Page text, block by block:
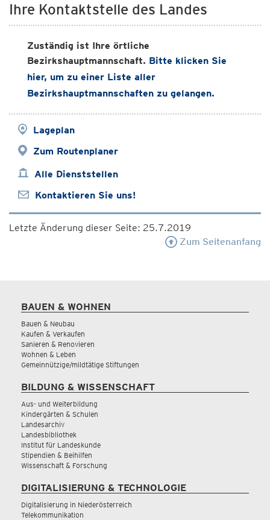
Ihre Kontaktstelle des Landes
Zuständig ist Ihre örtliche
Bezirkshauptmannschaft. Bitte klicken Sie
hier, um zu einer Liste aller
Bezirkshauptmannschaften zu gelangen.
Lageplan
Zum Routenplaner
Alle Dienststellen
Kontaktieren Sie uns!
Letzte Änderung dieser Seite: 25.7.2019
Zum Seitenanfang
BAUEN & WOHNEN
Bauen & Neubau
Kaufen & Verkaufen
Sanieren & Renovieren
Wohnen & Leben
Gemeinnützige/mildtätige Stiftungen
BILDUNG & WISSENSCHAFT
Aus- und Weiterbildung
Kindergärten & Schulen
Landesarchiv
Landesbibliothek
Institut für Landeskunde
Stipendien & Beihilfen
Wissenschaft & Forschung
DIGITALISIERUNG & TECHNOLOGIE
Digitalisierung in Niederösterreich
Telekommunikation